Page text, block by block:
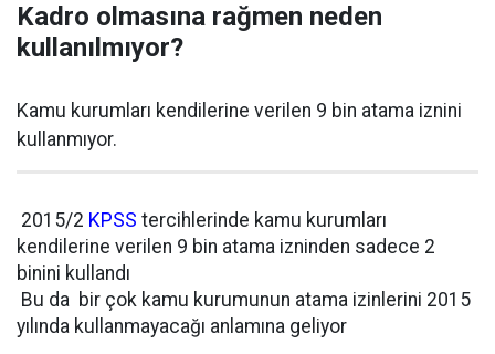
Kadro olmasına rağmen neden
kullanılmıyor?
Kamu kurumları kendilerine verilen 9 bin atama iznini
kullanmıyor.
2015/2 KPSS tercihlerinde kamu kurumları
kendilerine verilen 9 bin atama izninden sadece 2
binini kullandı
Bu da bir çok kamu kurumunun atama izinlerini 2015
yılında kullanmayacağı anlamına geliyor